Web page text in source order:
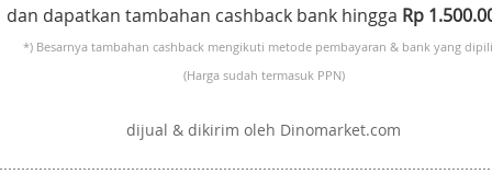
dan dapatkan tambahan cashback bank hingga Rp
*) Besarnya tambahan cashback mengikuti metode pembayaran & bank yang
(Harga sudah termasuk PPN)
dijual & dikirim oleh Dinomarket.com